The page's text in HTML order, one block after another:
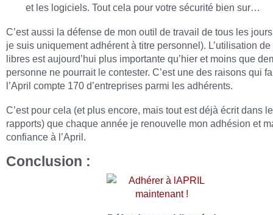
et les logiciels. Tout cela pour votre sécurité bien sur…
C’est aussi la défense de mon outil de travail de tous les
je suis uniquement adhérent à titre personnel). L’utilisation
libres est aujourd’hui plus importante qu’hier et moins que
personne ne pourrait le contester. C’est une des raisons qui
l’April compte 170 d’entreprises parmi les adhérents.
C’est pour cela (et plus encore, mais tout est déjà écrit dans
rapports) que chaque année je renouvelle mon adhésion et
confiance à l’April.
Conclusion :